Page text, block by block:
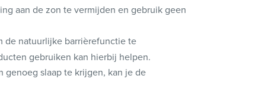
aan de zon te vermijden en gebruik geen
de natuurlijke barrièrefunctie te
gebruiken kan hierbij helpen.
genoeg slaap te krijgen, kan je de